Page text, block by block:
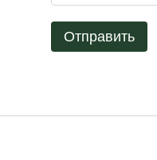
Отправить